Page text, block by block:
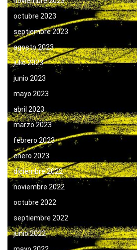
octubre 2023
septiembre 2023
agosto 2023
julio 2023
junio 2023
mayo 2023
abril 2023
marzo 2023
febrero 2023
enero 2023
diciembre 2022
noviembre 2022
octubre 2022
septiembre 2022
junio 2022